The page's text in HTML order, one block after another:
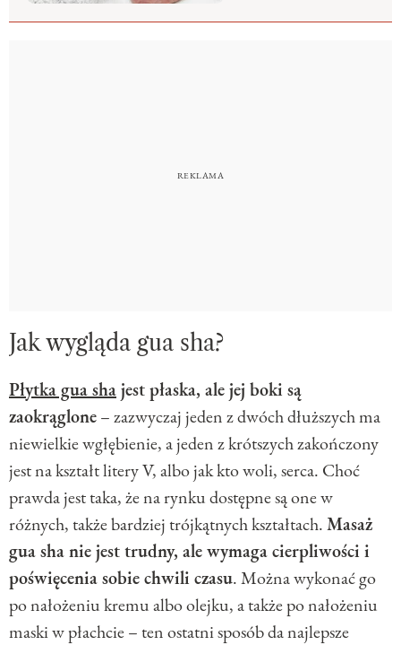
Jak wygląda gua sha?
Płytka gua shajest płaska, ale jej boki są
zaokrąglone– zazwyczaj jeden z dwóch dłuższych ma
niewielkie wgłębienie, a jeden z krótszych zakończony
jest na kształt litery V, albo jak kto woli, serca. Choć
prawda jest taka, że na rynku dostępne są one w
różnych, także bardziej trójkątnych kształtach.Masaż
gua sha nie jest trudny, ale wymaga cierpliwości i
poświęcenia sobie chwili czasu. Można wykonać go
po nałożeniu kremu albo olejku, a także po nałożeniu
maski w płachcie – ten ostatni sposób da najlepsze